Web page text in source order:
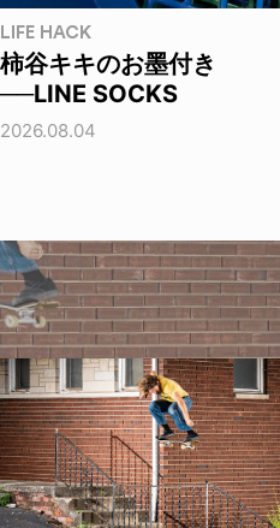
LIFE HACK
柿谷キキのお墨付き
──LINE SOCKS
2026.08.04